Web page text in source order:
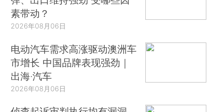
素带动？
2026年08月06日
电动汽车需求高涨驱动澳洲车
市增长 中国品牌表现强劲｜
出海·汽车
2026年08月06日